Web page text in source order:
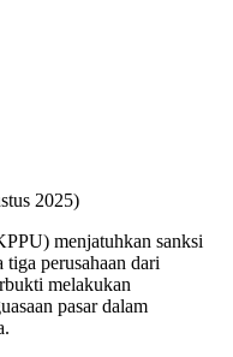
2025)
menjatuhkan sanksi
perusahaan dari
melakukan
pasar dalam